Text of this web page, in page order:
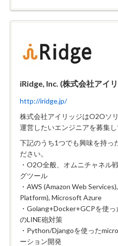
iRidge, Inc. (株式会社アイ
http://iridge.jp/
株式会社アイリッジはO2Oソ
運営したいエンジニアを募集し
下記のうち1つでも興味を持っ
ださい。
・O2O全般、オムニチャネル
グツール
・AWS (Amazon Web
Platform), Microsoft Azure
・Golang+Docker+GCPを使
のLINE砲対策
・Python/Djangoを使った
ーション開発